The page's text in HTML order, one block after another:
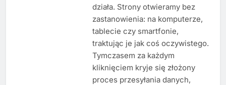
działa. Strony otwieramy bez
zastanowienia: na komputerze,
tablecie czy smartfonie,
traktując je jak coś oczywistego.
Tymczasem za każdym
kliknięciem kryje się złożony
proces przesyłania danych,